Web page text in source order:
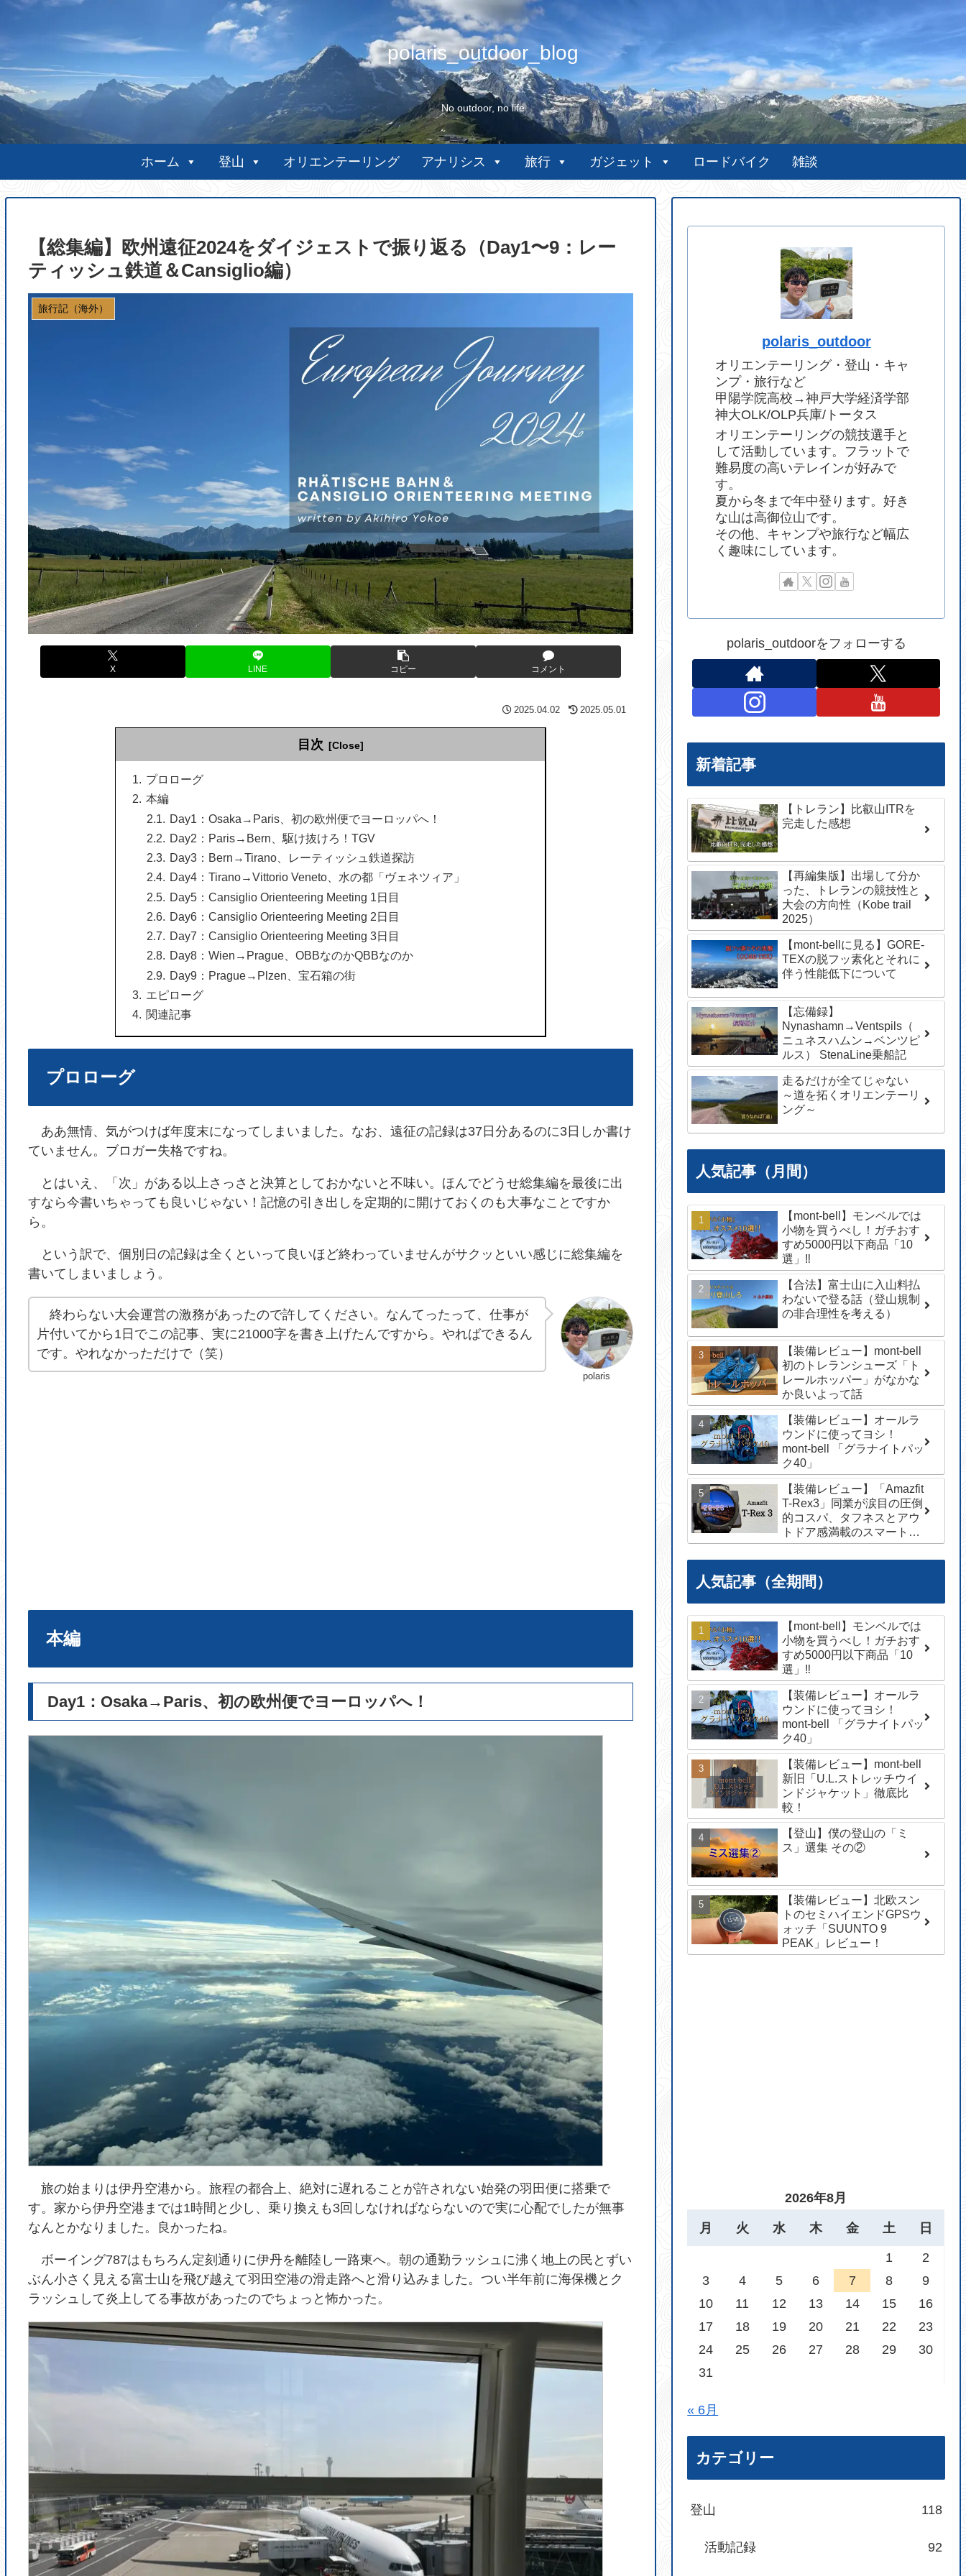
polaris_outdoor_blog
No outdoor, no life
ホーム 登山 オリエンテーリング アナリシス 旅行 ガジェット ロードバイク 雑談
【総集編】欧州遠征2024をダイジェストで振り返る（Day1〜9：レー
ティッシュ鉄道＆Cansiglio編）
旅行記（海外）
X LINE コピー コメント
2025.04.02 2025.05.01
目次
プロローグ
本編
Day1：Osaka→Paris、初の欧州便でヨーロッパへ！
Day2：Paris→Bern、駆け抜けろ！TGV
Day3：Bern→Tirano、レーティッシュ鉄道探訪
Day4：Tirano→Vittorio Veneto、水の都「ヴェネツィア」
Day5：Cansiglio Orienteering Meeting 1日目
Day6：Cansiglio Orienteering Meeting 2日目
Day7：Cansiglio Orienteering Meeting 3日目
Day8：Wien→Prague、OBBなのかQBBなのか
Day9：Prague→Plzen、宝石箱の街
エピローグ
関連記事
プロローグ
ああ無情、気がつけば年度末になってしまいました。なお、遠征の記録は37日分あるのに3日しか書け
ていません。ブロガー失格ですね。
とはいえ、「次」がある以上さっさと決算としておかないと不味い。ほんでどうせ総集編を最後に出
すなら今書いちゃっても良いじゃない！記憶の引き出しを定期的に開けておくのも大事なことですか
ら。
という訳で、個別日の記録は全くといって良いほど終わっていませんがサクッといい感じに総集編を
書いてしまいましょう。
polaris
終わらない大会運営の激務があったので許してください。なんてったって、仕事が
片付いてから1日でこの記事、実に21000字を書き上げたんですから。やればできるん
です。やれなかっただけで（笑）
本編
Day1：Osaka→Paris、初の欧州便でヨーロッパへ！
旅の始まりは伊丹空港から。旅程の都合上、絶対に遅れることが許されない始発の羽田便に搭乗で
す。家から伊丹空港までは1時間と少し、乗り換えも3回しなければならないので実に心配でしたが無事
なんとかなりました。良かったね。
ボーイング787はもちろん定刻通りに伊丹を離陸し一路東へ。朝の通勤ラッシュに沸く地上の民とずい
ぶん小さく見える富士山を飛び越えて羽田空港の滑走路へと滑り込みました。つい半年前に海保機とク
ラッシュして炎上してる事故があったのでちょっと怖かった。
polaris_outdoor
オリエンテーリング・登山・キャ
ンプ・旅行など
甲陽学院高校→神戸大学経済学部
神大OLK/OLP兵庫/トータス
オリエンテーリングの競技選手と
して活動しています。フラットで
難易度の高いテレインが好みで
す。
夏から冬まで年中登ります。好き
な山は高御位山です。
その他、キャンプや旅行など幅広
く趣味にしています。
polaris_outdoorをフォローする
新着記事
【トレラン】比叡山ITRを
完走した感想
【再編集版】出場して分か
った、トレランの競技性と
大会の方向性（Kobe trail
2025）
【mont-bellに見る】GORE-
TEXの脱フッ素化とそれに
伴う性能低下について
【忘備録】
Nynashamn→Ventspils（
ニュネスハムン→ベンツピ
ルス） StenaLine乗船記
走るだけが全てじゃない
～道を拓くオリエンテーリ
ング～
人気記事（月間）
【mont-bell】モンベルでは
小物を買うべし！ガチおす
すめ5000円以下商品「10
選」‼︎
【合法】富士山に入山料払
わないで登る話（登山規制
の非合理性を考える）
【装備レビュー】mont-bell
初のトレランシューズ「ト
レールホッパー」がなかな
か良いよって話
【装備レビュー】オールラ
ウンドに使ってヨシ！
mont-bell 「グラナイトパッ
ク40」
【装備レビュー】「Amazfit
T-Rex3」同業が涙目の圧倒
的コスパ、タフネスとアウ
トドア感満載のスマートウ
ォッチ
人気記事（全期間）
【mont-bell】モンベルでは
小物を買うべし！ガチおす
すめ5000円以下商品「10
選」‼︎
【装備レビュー】オールラ
ウンドに使ってヨシ！
mont-bell 「グラナイトパッ
ク40」
【装備レビュー】mont-bell
新旧「U.L.ストレッチウイ
ンドジャケット」徹底比
較！
【登山】僕の登山の「ミ
ス」選集 その②
【装備レビュー】北欧スン
トのセミハイエンドGPSウ
ォッチ「SUUNTO 9
PEAK」レビュー！
2026年8月
月 火 水 木 金 土 日
1
2
3
4 5 6 7 8
9
10
11 12 13 14 15
16
17
18 19 20 21 22
23
24
25 26 27 28 29
30
31
« 6月
カテゴリー
登山 118
活動記録 92